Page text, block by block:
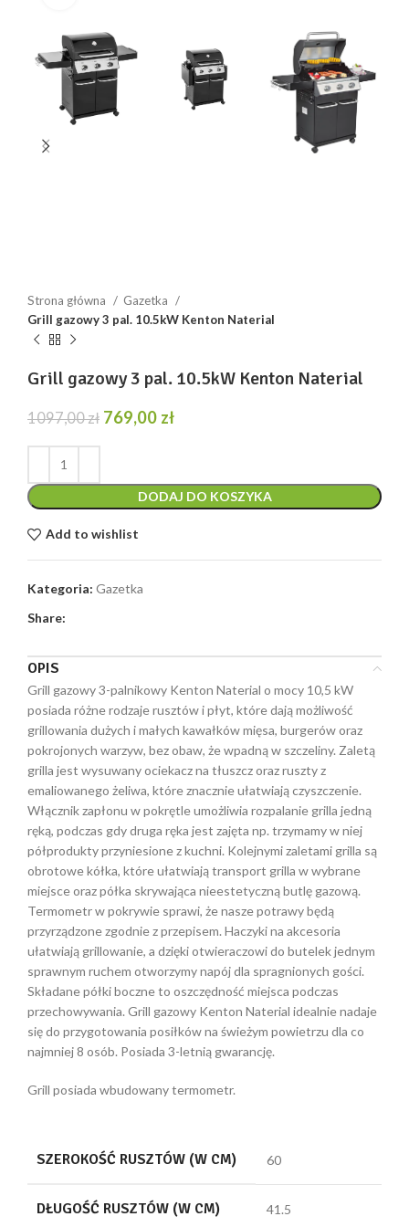
Strona główna
Gazetka
Grill gazowy 3 pal. 10.5kW Kenton Naterial
Grill gazowy 3 pal. 10.5kW Kenton Naterial
1097,00zł Pierwotna
769,00 złAktualna
DODAJ DO KOSZYKA
Add to wishlist
Kategoria: Gazetka
Share:
OPIS
Grill gazowy 3-palnikowy Kenton Naterial o mocy 10,5 kW
posiada różne rodzaje rusztów i płyt, które dają możliwość
grillowania dużych i małych kawałków mięsa, burgerów oraz
pokrojonych warzyw, bez obaw, że wpadną w szczeliny. Zaletą
grilla jest wysuwany ociekacz na tłuszcz oraz ruszty z
emaliowanego żeliwa, które znacznie ułatwiają czyszczenie.
Włącznik zapłonu w pokrętle umożliwia rozpalanie grilla jedną
ręką, podczas gdy druga ręka jest zajęta np. trzymamy w niej
półprodukty przyniesione z kuchni. Kolejnymi zaletami grilla są
obrotowe kółka, które ułatwiają transport grilla w wybrane
miejsce oraz półka skrywająca nieestetyczną butlę gazową.
Termometr w pokrywie sprawi, że nasze potrawy będą
przyrządzone zgodnie z przepisem. Haczyki na akcesoria
ułatwiają grillowanie, a dzięki otwieraczowi do butelek jednym
sprawnym ruchem otworzymy napój dla spragnionych gości.
Składane półki boczne to oszczędność miejsca podczas
przechowywania. Grill gazowy Kenton Naterial idealnie nadaje
się do przygotowania posiłków na świeżym powietrzu dla co
najmniej 8 osób. Posiada 3-letnią gwarancję.
Grill posiada wbudowany termometr.
SZEROKOŚĆ RUSZTÓW (W CM) 60
DŁUGOŚĆ RUSZTÓW (W CM) 41.5